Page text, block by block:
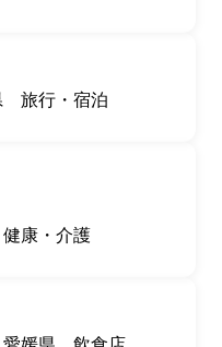
旅行・宿泊
健康・介護